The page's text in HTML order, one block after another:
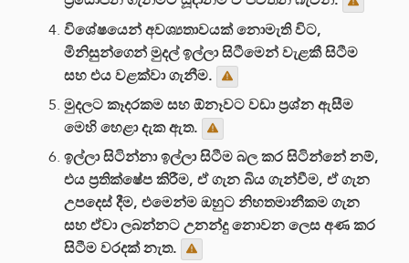
විශේෂයෙන් අවශ්‍යතාවයක් නොමැති විට,
මිනිසුන්ගෙන් මුදල් ඉල්ලා සිටීමෙන් වැළකී සිටීම
සහ එය වළක්වා ගැනීම.
මුදලට කෑදරකම සහ ඕනෑවට වඩා ප්‍රශ්න ඇසීම
මෙහි හෙළා දැක ඇත.
ඉල්ලා සිටින්නා ඉල්ලා සිටීම බල කර සිටින්නේ නම්,
එය ප්‍රතික්ෂේප කිරීම, ඒ ගැන බිය ගැන්වීම, ඒ ගැන
උපදෙස් දීම, එමෙන්ම ඔහුට නිහතමානීකම ගැන
සහ ඒවා ලබන්නට උනන්දු නොවන ලෙස අණ කර
සිටීම වරදක් නැත.